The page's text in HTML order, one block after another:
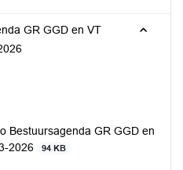
GR GGD en VT
Bestuursagenda GR GGD en
2026
94 KB